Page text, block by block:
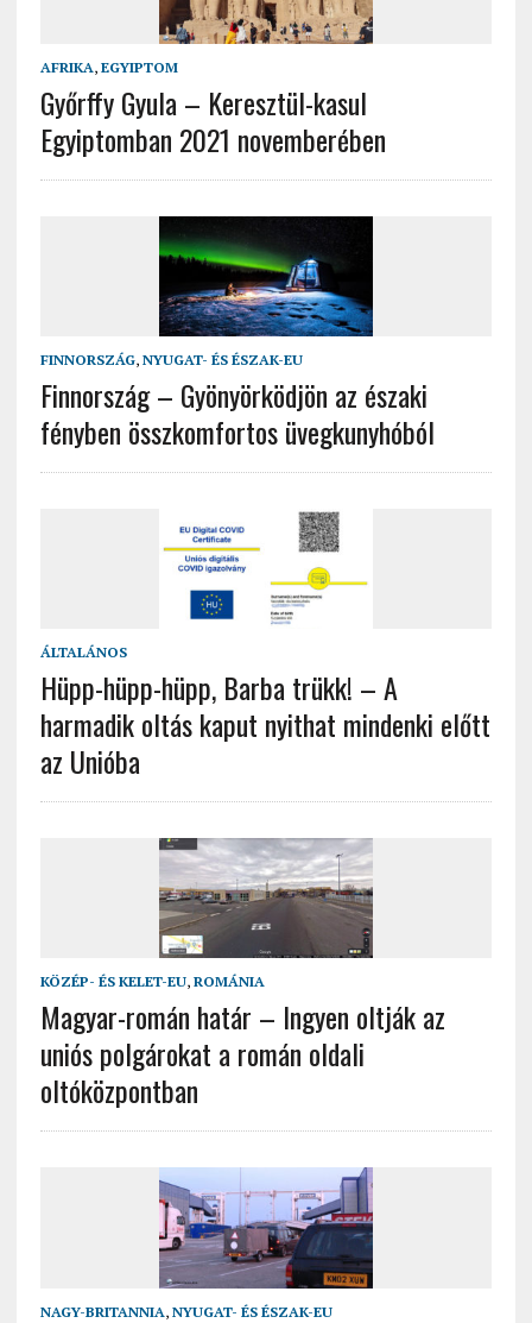
AFRIKA, EGYIPTOM
Győrffy Gyula – Keresztül-kasul
Egyiptomban 2021 novemberében
FINNORSZÁG, NYUGAT- ÉS ÉSZAK-EU
Finnország – Gyönyörködjön az északi
fényben összkomfortos üvegkunyhóból
ÁLTALÁNOS
Hüpp-hüpp-hüpp, Barba trükk! – A
harmadik oltás kaput nyithat mindenki előtt
az Unióba
KÖZÉP- ÉS KELET-EU, ROMÁNIA
Magyar-román határ – Ingyen oltják az
uniós polgárokat a román oldali
oltóközpontban
NAGY-BRITANNIA, NYUGAT- ÉS ÉSZAK-EU